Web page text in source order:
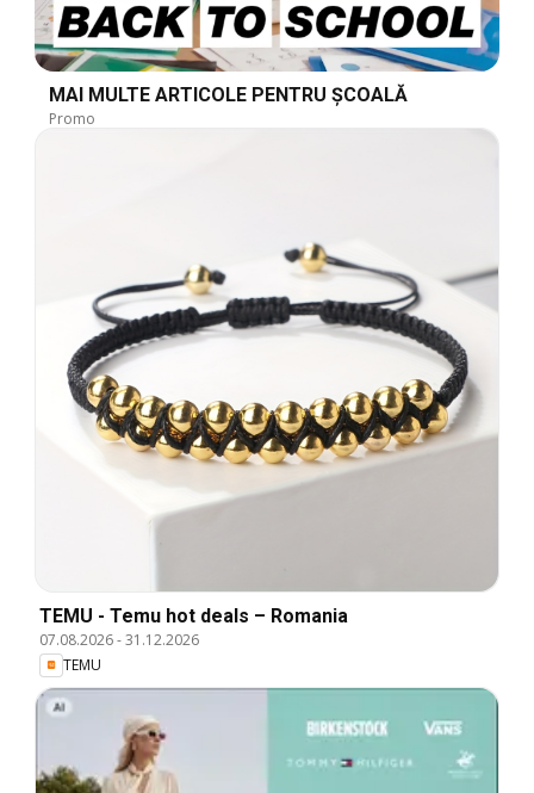
MAI MULTE ARTICOLE PENTRU ȘCOALĂ
Promo
TEMU - Temu hot deals – Romania
07.08.2026-31.12.2026
TEMU